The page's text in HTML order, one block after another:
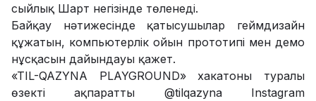
сыйлық Шарт негізінде төленеді.
Байқау нәтижесінде қатысушылар геймдизайн
құжатын, компьютерлік ойын прототипі мен демо
нұсқасын дайындауы қажет.
«TIL-QAZYNA PLAYGROUND» хакатоны туралы
өзекті ақпаратты @tilqazyna Іnstagram